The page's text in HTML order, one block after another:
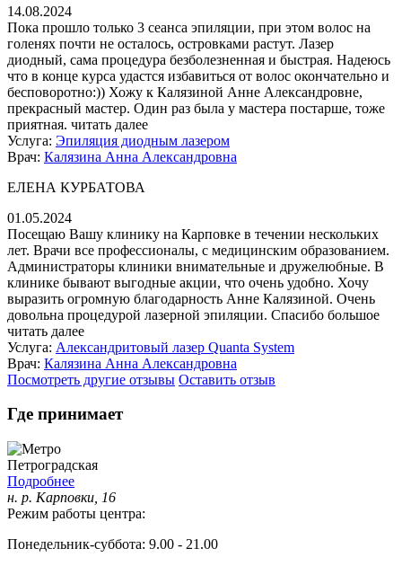
14.08.2024
Пока прошло только 3 сеанса эпиляции, при этом волос на
голенях почти не осталось, островками растут. Лазер
диодный, сама процедура безболезненная и быстрая. Надеюсь
что в конце курса удастся избавиться от волос окончательно и
бесповоротно:)) Хожу к Калязиной Анне Александровне,
прекрасный мастер. Один раз была у мастера постарше, тоже
приятная. читать далее
Услуга: Эпиляция диодным лазером
Врач: Калязина Анна Александровна
ЕЛЕНА КУРБАТОВА
01.05.2024
Посещаю Вашу клинику на Карповке в течении нескольких
лет. Врачи все профессионалы, с медицинским образованием.
Администраторы клиники внимательные и дружелюбные. В
клинике бывают выгодные акции, что очень удобно. Хочу
выразить огромную благодарность Анне Калязиной. Очень
довольна процедурой лазерной эпиляции. Спасибо большое
читать далее
Услуга: Александритовый лазер Quanta System
Врач: Калязина Анна Александровна
Посмотреть другие отзывы Оставить отзыв
Где принимает
Петроградская
Подробнее
н. р. Карповки, 16
Режим работы центра:
Понедельник-суббота: 9.00 - 21.00